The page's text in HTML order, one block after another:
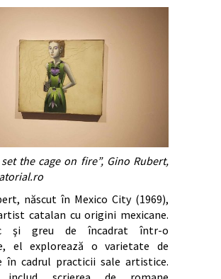
the cage on fire”, Gino Rubert,
născut în Mexico City (1969),
catalan cu origini mexicane.
şi greu de încadrat într-o
el explorează o varietate de
în cadrul practicii sale artistice.